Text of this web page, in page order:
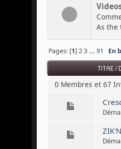
As the
Pages: [1]23...91 En
TITRE/
0 Membres et 67